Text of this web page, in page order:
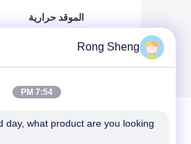
الموقد حرارية
الكيماويات الصناعية،Rong Sheng
7:54 PM
day, what product are you looking